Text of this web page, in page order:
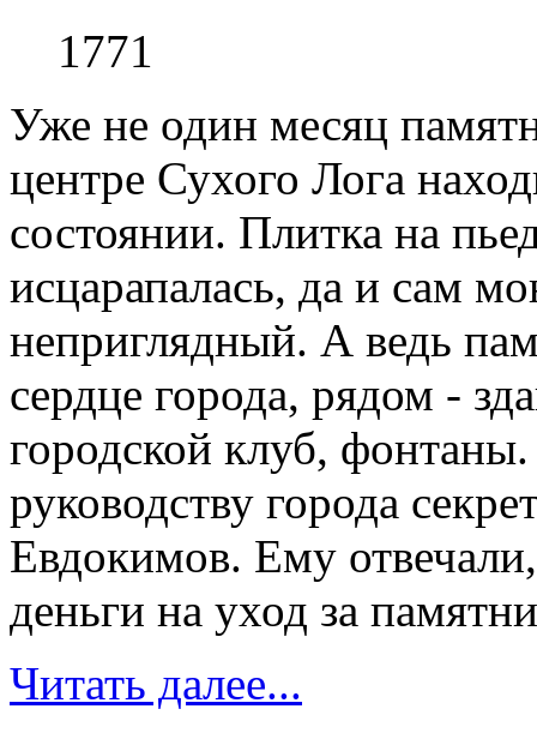
1771
Уже не один месяц
центре Сухого Лога
состоянии. Плитка на
исцарапалась, да и сам
неприглядный. А ведь
сердце города, рядом -
городской клуб,
руководству города
Евдокимов. Ему
деньги на уход за
Читать далее...